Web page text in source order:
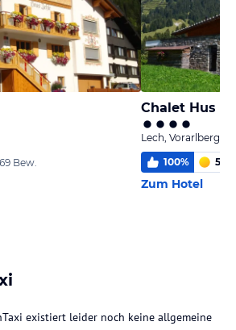
69 Bew.
Chalet Hus
Lech, Vorarlberg
100% 5,8
Zum Hotel
existiert leider noch keine allgemeine